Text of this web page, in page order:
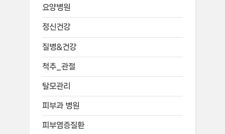
요양병원
정신건강
질병&건강
척추_관절
탈모관리
피부과 병원
피부염증질환